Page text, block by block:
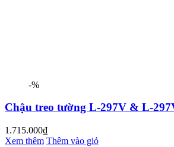
-%
Chậu treo tường L-297V & L-
1.715.000₫
Xem thêm Thêm vào giỏ